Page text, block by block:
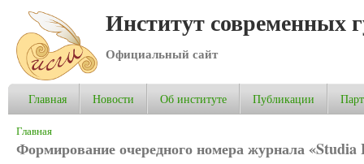
Институт современных
Официальный сайт
Главная Новости Об институте Публикации
Вы здесь
Главная
Формирование очередного номера журнала